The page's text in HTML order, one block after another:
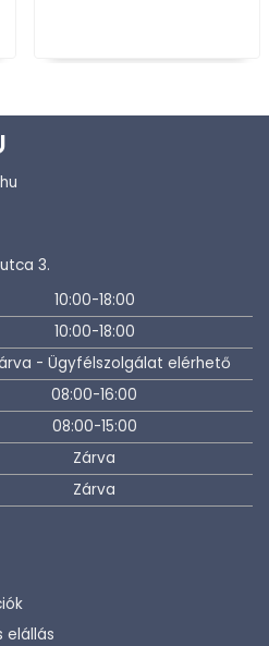
3.
10:00-18:00
10:00-18:00
- Ügyfélszolgálat elérhető
08:00-16:00
08:00-15:00
Zárva
Zárva
elállás